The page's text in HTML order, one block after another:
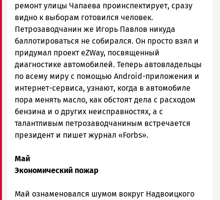
ремонт улицы Чапаева проинспектирует, сразу
видно к выборам готовился человек.
Петрозаводчанин же Игорь Павлов никуда
баллотироваться не собирался. Он просто взял и
придумал проект eZWay, посвященный
диагностике автомобилей. Теперь автовладельцы
по всему миру с помощью Android-приложения и
интернет-сервиса, узнают, когда в автомобиле
пора менять масло, как обстоят дела с расходом
бензина и о других неисправностях, а с
талантливым петрозаводчаниным встречается
президент и пишет журнал «Forbs».
Май
Экономический пожар
Май ознаменовался шумом вокруг Надвоицкого